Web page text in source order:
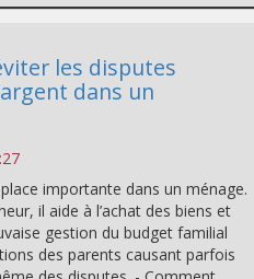
les disputes
dans un
importante dans un ménage.
il aide à l’achat des biens et
gestion du budget familial
des parents causant parfois